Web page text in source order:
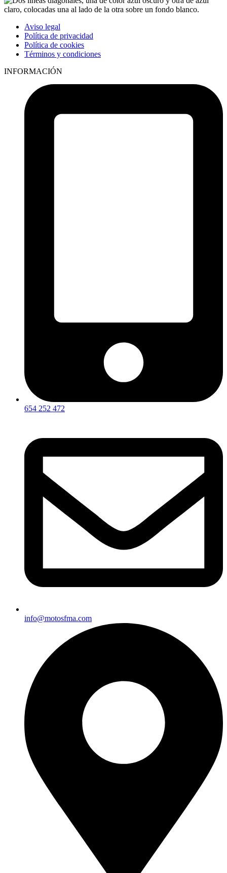
Aviso legal
Política de privacidad
Política de cookies
Términos y condiciones
INFORMACIÓN
654 252 472
info@motosfma.com